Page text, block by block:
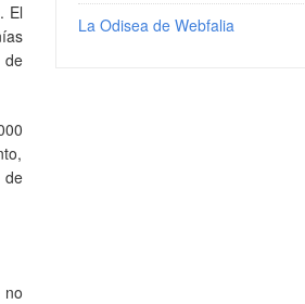
El
de
no
La Odisea de Webfalia